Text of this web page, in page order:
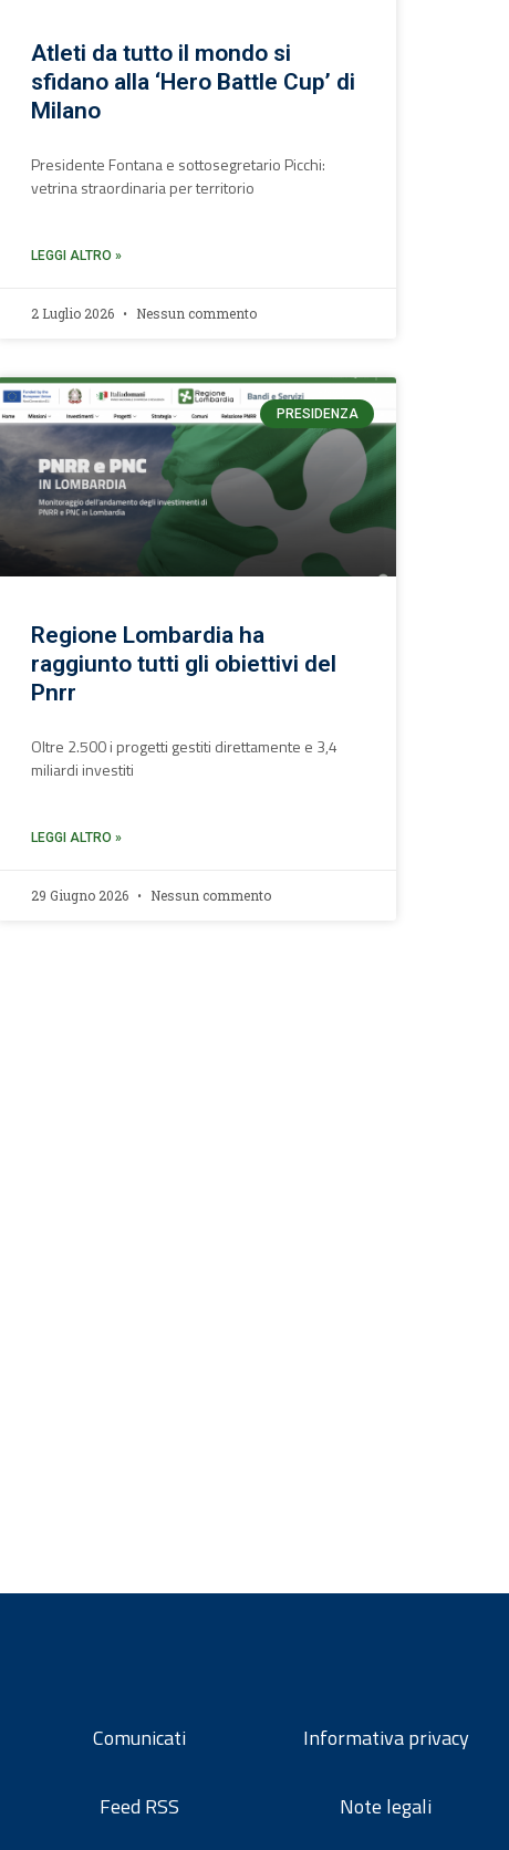
Atleti da tutto il mondo si
sfidano alla ‘Hero Battle Cup’ di
Milano
Presidente Fontana e sottosegretario Picchi:
vetrina straordinaria per territorio
LEGGI ALTRO »
2 Luglio 2026 Nessun commento
PRESIDENZA
Regione Lombardia ha
raggiunto tutti gli obiettivi del
Pnrr
Oltre 2.500 i progetti gestiti direttamente e 3,4
miliardi investiti
LEGGI ALTRO »
29 Giugno 2026 Nessun commento
Comunicati
Feed RSS
Informativa privacy
Note legali